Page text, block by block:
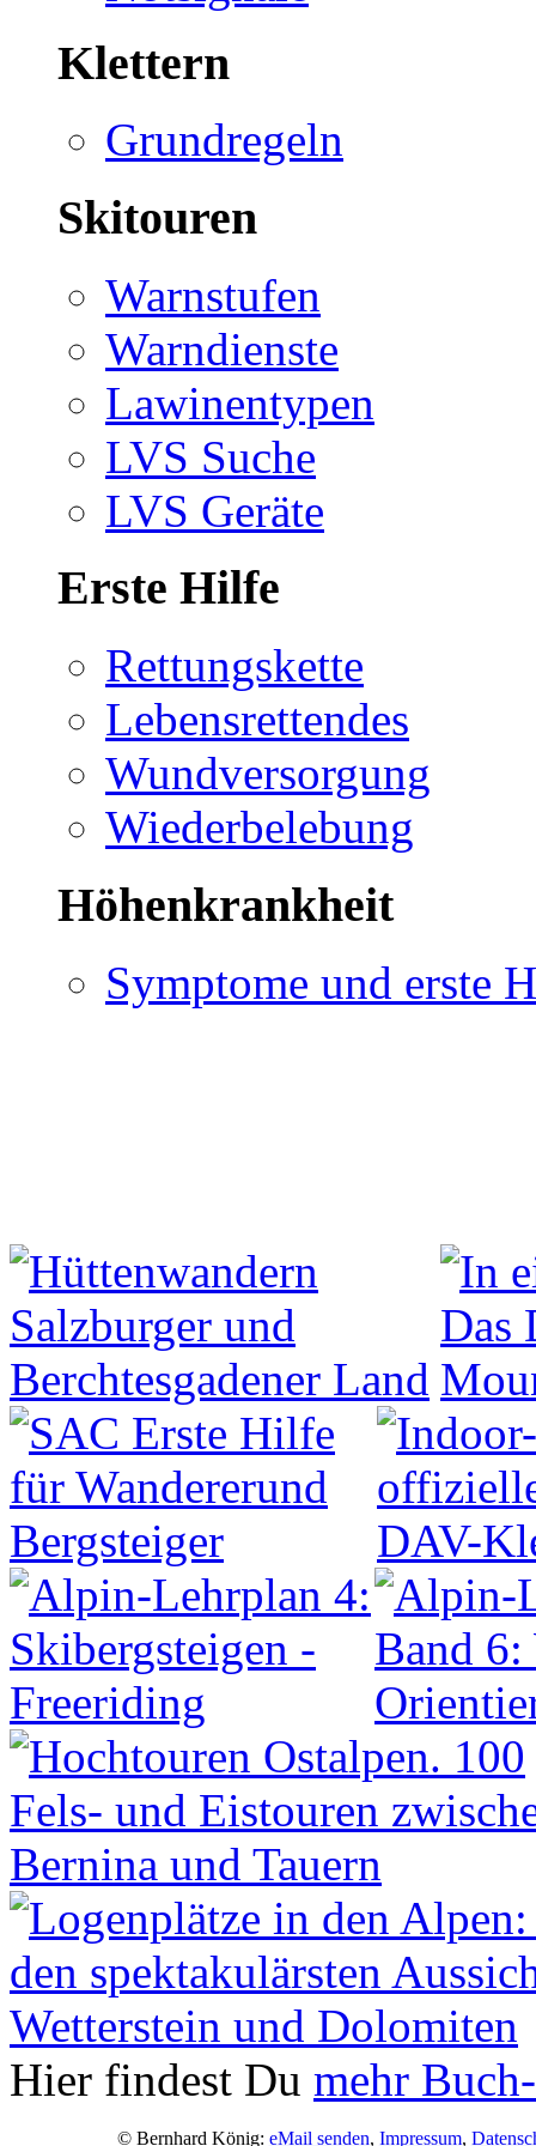
Klettern
Grundregeln
Skitouren
Warnstufen
Warndienste
Lawinentypen
LVS Suche
LVS Geräte
Erste Hilfe
Rettungskette
Lebensrettendes
Wundversorgung
Wiederbelebung
Höhenkrankheit
Symptome und erste
Hier findest Du mehr
© Bernhard König: eMail senden, Impressum,